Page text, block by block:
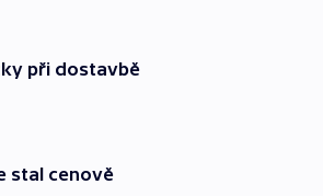
při dostavbě
stal cenově